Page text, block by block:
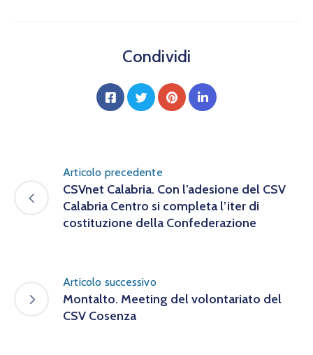
Condividi
Articolo precedente
CSVnet Calabria. Con l’adesione del CSV
Calabria Centro si completa l’iter di
costituzione della Confederazione
Articolo successivo
Montalto. Meeting del volontariato del
CSV Cosenza